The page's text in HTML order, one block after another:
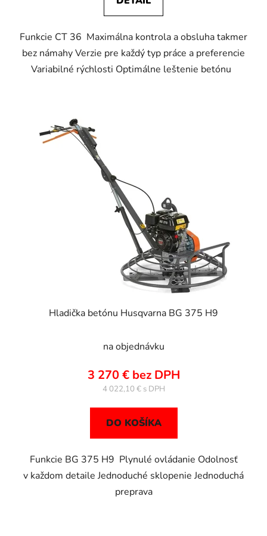
Funkcie CT 36 Maximálna kontrola a obsluha takmer
bez námahy Verzie pre každý typ práce a preferencie
Variabilné rýchlosti Optimálne leštenie betónu
Hladička betónu Husqvarna BG 375 H9
na objednávku
3 270 € bez DPH
4 022,10 €
DO KOŠÍKA
Funkcie BG 375 H9 Plynulé ovládanie Odolnosť
v každom detaile Jednoduché sklopenie Jednoduchá
preprava